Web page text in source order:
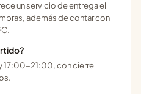
un servicio de entrega el
además de contar con
17:00-21:00, con cierre